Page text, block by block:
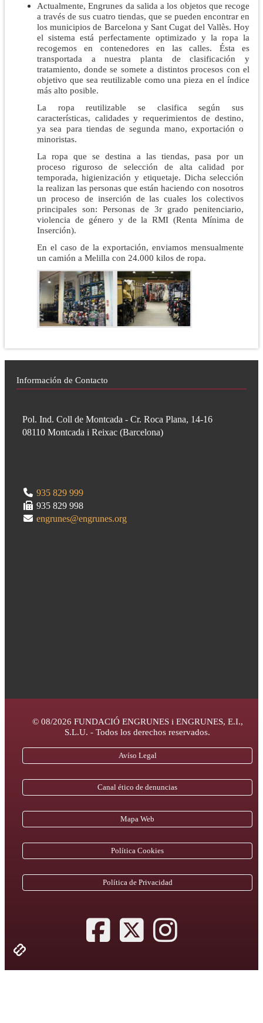
Actualmente, Engrunes da salida a los objetos que recoge
a través de sus cuatro tiendas, que se pueden encontrar en
los municipios de Barcelona y Sant Cugat del Vallès. Hoy
el sistema está perfectamente optimizado y la ropa la
recogemos en contenedores en las calles. Ésta es
transportada a nuestra planta de clasificación y
tratamiento, donde se somete a distintos procesos con el
objetivo que sea reutilizable como una pieza en el índice
más alto posible.
La ropa reutilizable se clasifica según sus
características, calidades y requerimientos de destino,
ya sea para tiendas de segunda mano, exportación o
minoristas.
La ropa que se destina a las tiendas, pasa por un
proceso riguroso de selección de alta calidad por
temporada, higienización y etiquetaje. Dicha selección
la realizan las personas que están haciendo con nosotros
un proceso de inserción de las cuales los colectivos
principales son: Personas de 3r grado penitenciario,
violencia de género y de la RMI (Renta Mínima de
Inserción).
En el caso de la exportación, enviamos mensualmente
un camión a Melilla con 24.000 kilos de ropa.
Información de Contacto
Pol. Ind. Coll de Montcada - Cr. Roca Plana, 14-16
08110 Montcada i Reixac (Barcelona)
935 829 999
935 829 998
engrunes@engrunes.org
© 08/2026 FUNDACIÓ ENGRUNES i ENGRUNES, E.I.,
S.L.U. - Todos los derechos reservados.
Avíso Legal
Canal ético de denuncias
Mapa Web
Política Cookies
Política de Privacidad